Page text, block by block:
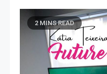
2 MINS READ